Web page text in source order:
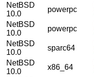
NetBSD
10.0
powerpc
NetBSD
10.0
powerpc
NetBSD
10.0
sparc64
NetBSD
10.0
x86_64